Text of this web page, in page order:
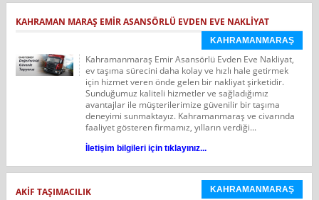
KAHRAMAN MARAŞ EMİR ASANSÖRLÜ EVDEN EVE NAKLİYAT
KAHRAMANMARAŞ
Kahramanmaraş Emir Asansörlü Evden Eve Nakliyat,
ev taşıma sürecini daha kolay ve hızlı hale getirmek
için hizmet veren önde gelen bir nakliyat şirketidir.
Sunduğumuz kaliteli hizmetler ve sağladığımız
avantajlar ile müşterilerimize güvenilir bir taşıma
deneyimi sunmaktayız. Kahramanmaraş ve civarında
faaliyet gösteren firmamız, yılların verdiği...
İletişim bilgileri için tıklayınız...
AKİF TAŞIMACILIK KAHRAMANMARAŞ